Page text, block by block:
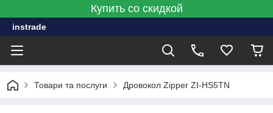
Купить со скидкой
instrade
Товари та послуги Дровокол Zipper ZI-HS5TN